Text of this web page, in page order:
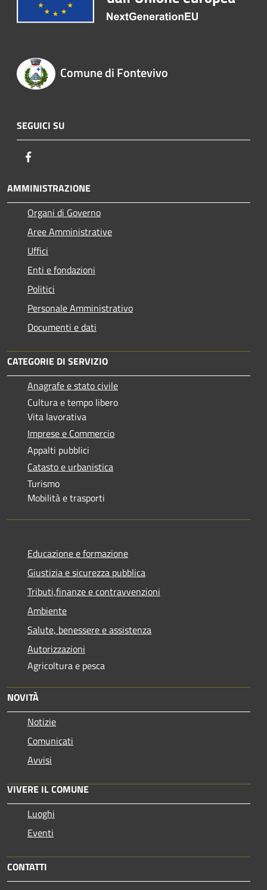
Comune di Fontevivo
SEGUICI SU
AMMINISTRAZIONE
Organi di Governo
Aree Amministrative
Uffici
Enti e fondazioni
Politici
Personale Amministrativo
Documenti e dati
CATEGORIE DI SERVIZIO
Anagrafe e stato civile
Cultura e tempo libero
Vita lavorativa
Imprese e Commercio
Appalti pubblici
Catasto e urbanistica
Turismo
Mobilità e trasporti
Educazione e formazione
Giustizia e sicurezza pubblica
Tributi,finanze e contravvenzioni
Ambiente
Salute, benessere e assistenza
Autorizzazioni
Agricoltura e pesca
NOVITÀ
Notizie
Comunicati
Avvisi
VIVERE IL COMUNE
Luoghi
Eventi
CONTATTI